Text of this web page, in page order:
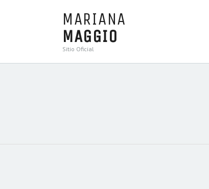
MARIANA
MAGGIO
Sitio Oficial